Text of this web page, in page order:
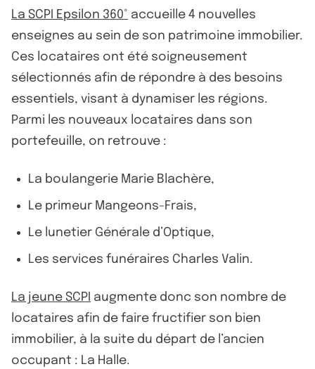
La SCPI Epsilon 360° accueille 4 nouvelles
enseignes au sein de son patrimoine immobilier.
Ces locataires ont été soigneusement
sélectionnés afin de répondre à des besoins
essentiels, visant à dynamiser les régions.
Parmi les nouveaux locataires dans son
portefeuille, on retrouve :
La boulangerie Marie Blachère,
Le primeur Mangeons-Frais,
Le lunetier Générale d’Optique,
Les services funéraires Charles Valin.
La jeune SCPI augmente donc son nombre de
locataires afin de faire fructifier son bien
immobilier, à la suite du départ de l’ancien
occupant : La Halle.